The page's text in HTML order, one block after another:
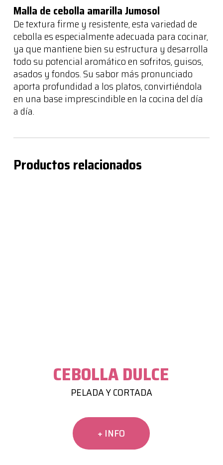
Malla de cebolla amarilla Jumosol
De textura firme y resistente, esta variedad de
cebolla es especialmente adecuada para cocinar,
ya que mantiene bien su estructura y desarrolla
todo su potencial aromático en sofritos, guisos,
asados y fondos. Su sabor más pronunciado
aporta profundidad a los platos, convirtiéndola
en una base imprescindible en la cocina del día
a día.
Productos relacionados
CEBOLLA DULCE
PELADA Y CORTADA
+ INFO